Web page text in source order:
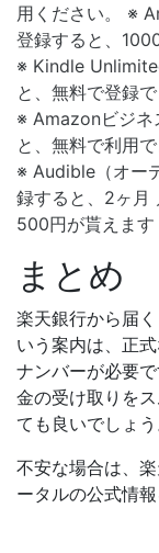
用ください。 ※
登録すると、
※ Kindle
と、無料で登録で
※ Amazonビジネ
と、無料で利用で
※ Audible（オー
録すると、2ヶ月
500円が貰えます
まとめ
楽天銀行から届
いう案内は、正
ナンバーが必要
金の受け取りを
ても良いでしょう
不安な場合は、
ータルの公式情